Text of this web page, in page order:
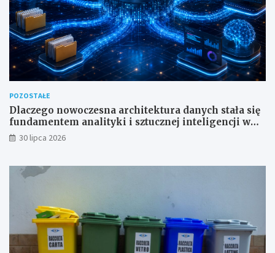
POZOSTAŁE
Dlaczego nowoczesna architektura danych stała się
fundamentem analityki i sztucznej inteligencji w
przedsiębiorstwach?
30 lipca 2026